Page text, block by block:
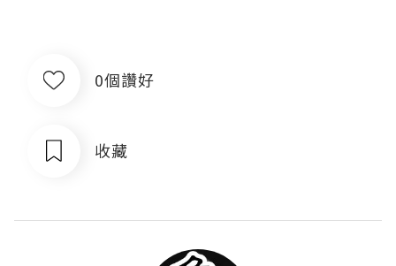
0個讚好
收藏